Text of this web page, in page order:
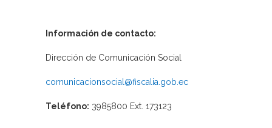
Información de contacto:
Dirección de Comunicación Social
comunicacionsocial@fiscalia.gob.ec
Teléfono: 3985800 Ext. 173123